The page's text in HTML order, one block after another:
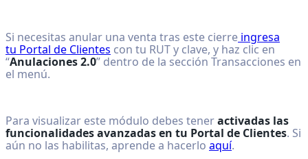
ayuda
Si necesitas anular una venta tras este cierre ingresa
tu Portal de Clientes con tu RUT y clave, y haz clic en
“Anulaciones 2.0” dentro de la sección Transacciones en
el menú.
Para visualizar este módulo debes teneractivadas las
funcionalidades avanzadas en tu Portal de Clientes. Si
aún no las habilitas, aprende a hacerlo aquí.